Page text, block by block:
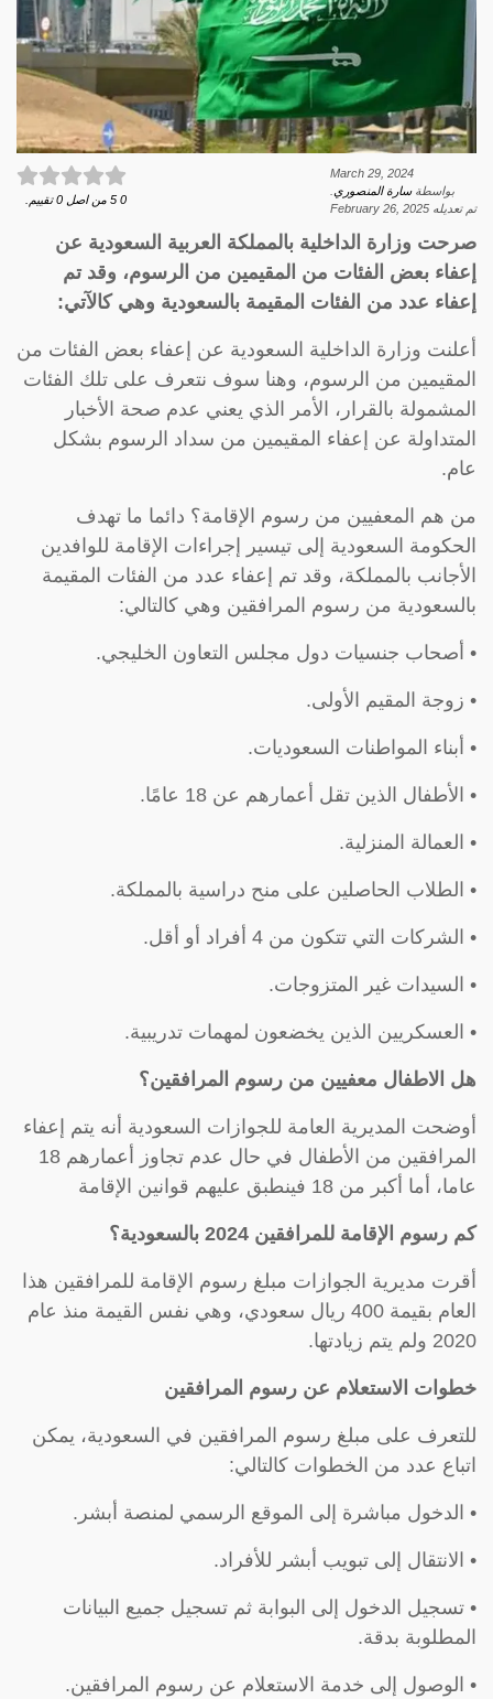
March 29, 2024
بواسطةسارة المنصوري
تم تعديله February 26, 2025
0
5 من اصل 0 تقييم.
صرحت وزارة الداخلية بالمملكة العربية السعودية عن
إعفاء بعض الفئات من المقيمين من الرسوم، وقد تم
إعفاء عدد من الفئات المقيمة بالسعودية وهي كالآتي:
أعلنت وزارة الداخلية السعودية عن إعفاء بعض الفئات من
المقيمين من الرسوم، وهنا سوف نتعرف على تلك الفئات
المشمولة بالقرار، الأمر الذي يعني عدم صحة الأخبار
المتداولة عن إعفاء المقيمين من سداد الرسوم بشكل
عام.
من هم المعفيين من رسوم الإقامة؟ دائما ما تهدف
الحكومة السعودية إلى تيسير إجراءات الإقامة للوافدين
الأجانب بالمملكة، وقد تم إعفاء عدد من الفئات المقيمة
بالسعودية من رسوم المرافقين وهي كالتالي:
• أصحاب جنسيات دول مجلس التعاون الخليجي.
• زوجة المقيم الأولى.
• أبناء المواطنات السعوديات.
• الأطفال الذين تقل أعمارهم عن 18 عامًا.
• العمالة المنزلية.
• الطلاب الحاصلين على منح دراسية بالمملكة.
• الشركات التي تتكون من 4 أفراد أو أقل.
• السيدات غير المتزوجات.
• العسكريين الذين يخضعون لمهمات تدريبية.
هل الاطفال معفيين من رسوم المرافقين؟
أوضحت المديرية العامة للجوازات السعودية أنه يتم إعفاء
المرافقين من الأطفال في حال عدم تجاوز أعمارهم 18
عاما، أما أكبر من 18 فينطبق عليهم قوانين الإقامة
كم رسوم الإقامة للمرافقين 2024 بالسعودية؟
أقرت مديرية الجوازات مبلغ رسوم الإقامة للمرافقين هذا
العام بقيمة 400 ريال سعودي، وهي نفس القيمة منذ عام
2020 ولم يتم زيادتها.
خطوات الاستعلام عن رسوم المرافقين
للتعرف على مبلغ رسوم المرافقين في السعودية، يمكن
اتباع عدد من الخطوات كالتالي:
• الدخول مباشرة إلى الموقع الرسمي لمنصة أبشر.
• الانتقال إلى تبويب أبشر للأفراد.
• تسجيل الدخول إلى البوابة ثم تسجيل جميع البيانات
المطلوبة بدقة.
• الوصول إلى خدمة الاستعلام عن رسوم المرافقين.